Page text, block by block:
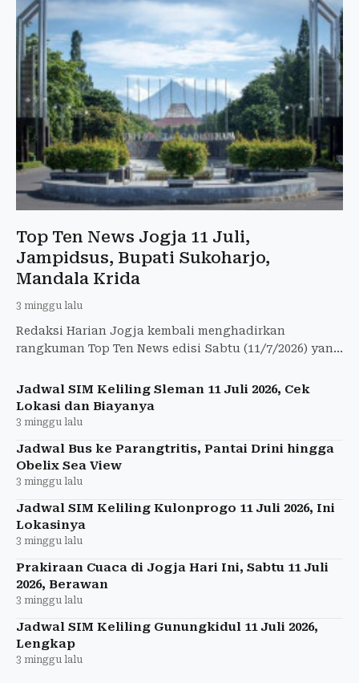
Top Ten News Jogja 11 Juli,
Jampidsus, Bupati Sukoharjo,
Mandala Krida
3 minggu lalu
Redaksi Harian Jogja kembali menghadirkan
rangkuman Top Ten News edisi Sabtu (11/7/2026) yang
Jadwal SIM Keliling Sleman 11 Juli 2026, Cek
Lokasi dan Biayanya
3 minggu lalu
Jadwal Bus ke Parangtritis, Pantai Drini hingga
Obelix Sea View
3 minggu lalu
Jadwal SIM Keliling Kulonprogo 11 Juli 2026, Ini
Lokasinya
3 minggu lalu
Prakiraan Cuaca di Jogja Hari Ini, Sabtu 11 Juli
2026, Berawan
3 minggu lalu
Jadwal SIM Keliling Gunungkidul 11 Juli 2026,
Lengkap
3 minggu lalu